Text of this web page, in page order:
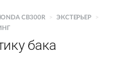
CB300R > ЭКСТЕРЬЕР
>
бака